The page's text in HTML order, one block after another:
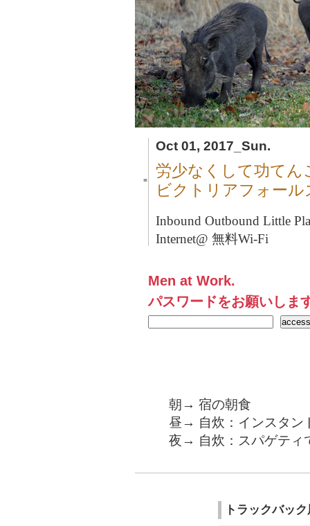
Oct 01, 2017_Sun.
■
労少なくして功てん
ビクトリアフォー
Inbound Outbound Little
Internet@ 無料Wi-Fi
Men at Work.
パスワードをお願いしま
朝→ 宿の朝食
昼→ 自炊：インスタン
夜→ 自炊：スパゲティ
トラックバッ